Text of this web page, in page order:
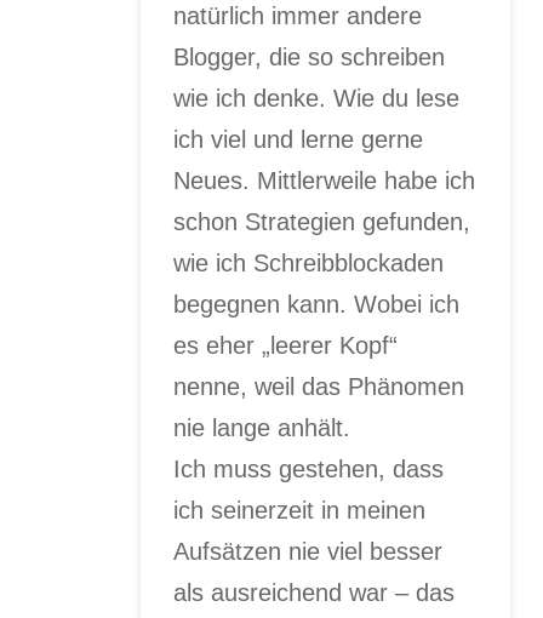
natürlich immer andere
Blogger, die so schreiben
wie ich denke. Wie du lese
ich viel und lerne gerne
Neues. Mittlerweile habe ich
schon Strategien gefunden,
wie ich Schreibblockaden
begegnen kann. Wobei ich
es eher „leerer Kopf“
nenne, weil das Phänomen
nie lange anhält.
Ich muss gestehen, dass
ich seinerzeit in meinen
Aufsätzen nie viel besser
als ausreichend war – das